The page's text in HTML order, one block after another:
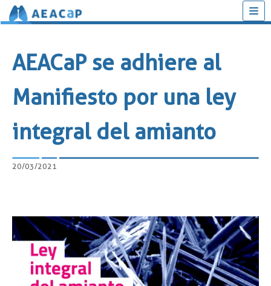
contenido
AEACaP se adhiere al
Manifiesto por una ley
integral del amianto
20/03/2021